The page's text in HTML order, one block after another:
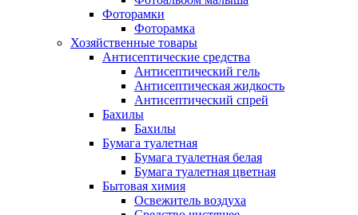
Фоторамки
Фоторамка
Хозяйственные товары
Антисептические средства
Антисептический гель
Антисептическая жидкость
Антисептический спрей
Бахилы
Бахилы
Бумага туалетная
Бумага туалетная белая
Бумага туалетная цветная
Бытовая химия
Освежитель воздуха